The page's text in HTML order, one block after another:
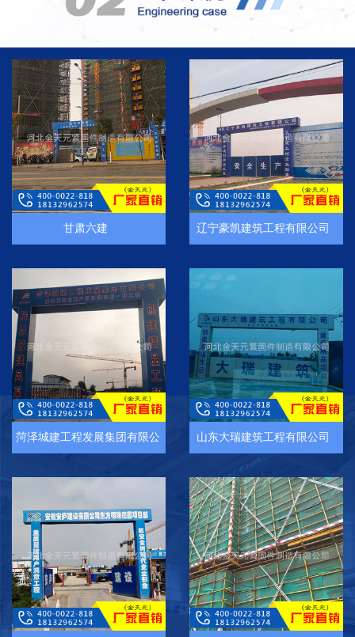
甘肃六建 辽宁豪凯建筑工程有限公司
菏泽城建工程发展集团有限公司 山东大瑞建筑工程有限公司